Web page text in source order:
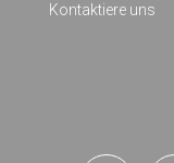
Kontaktiere uns